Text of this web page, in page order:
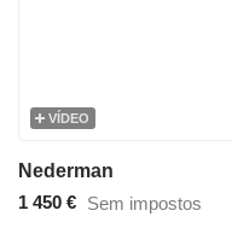
VÍDEO
Nederman
1 450 € Sem impostos